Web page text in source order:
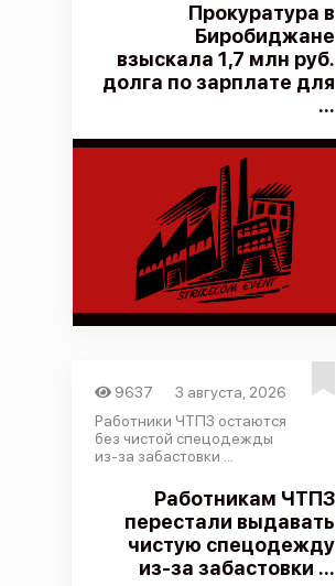
Прокуратура в
Биробиджане
взыскала 1,7 млн руб.
долга по зарплате для
...
9637
3 августа, 2026
Работники ЧТПЗ остаются
без чистой спецодежды
из-за забастовки ...
Работникам ЧТПЗ
перестали выдавать
чистую спецодежду
из-за забастовки ...